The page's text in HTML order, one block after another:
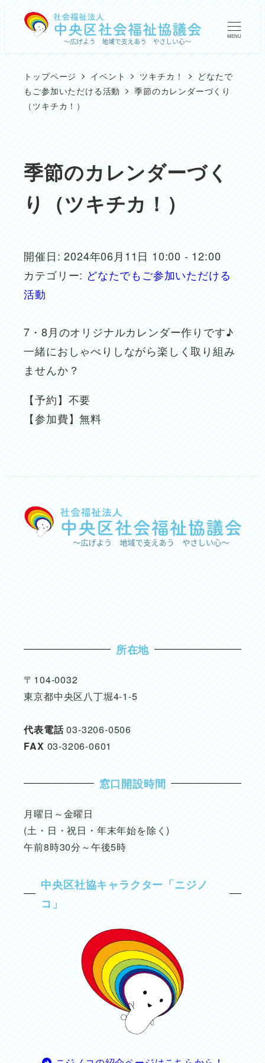
MENU
トップページ イベント ツキチカ！
どなたで
もご参加いただける活動
季節のカレンダーづくり
（ツキチカ！）
季節のカレンダーづく
り（ツキチカ！）
開催日: 2024年06月11日 10:00 - 12:00
カテゴリー: どなたでもご参加いただける
活動
7・8月のオリジナルカレンダー作りです♪
一緒におしゃべりしながら楽しく取り組み
ませんか？
【予約】不要
【参加費】無料
所在地
〒104-0032
東京都中央区八丁堀4-1-5
代表電話03-3206-0506
FAX 03-3206-0601
窓口開設時間
月曜日～金曜日
(土・日・祝日・年末年始を除く)
午前8時30分～午後5時
中央区社協キャラクター「ニジノ
コ」